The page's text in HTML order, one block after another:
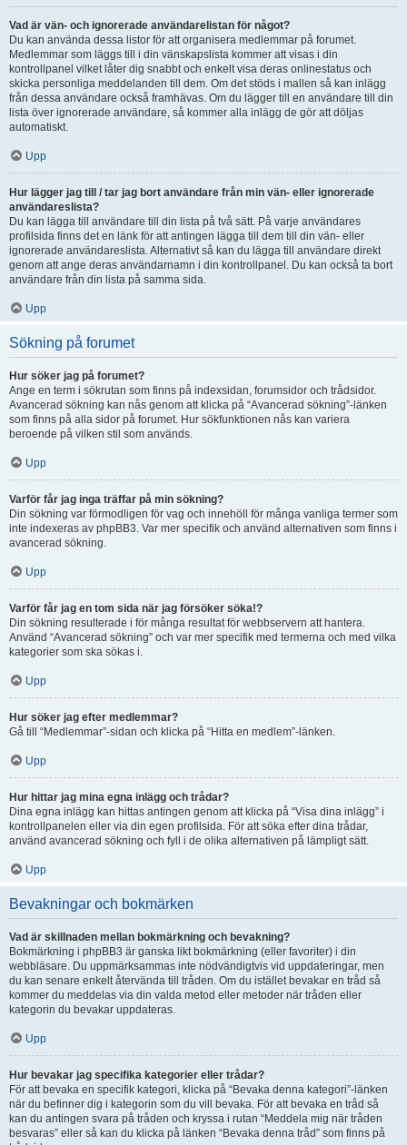
Vad är vän- och ignorerade användarelistan för något?
Du kan använda dessa listor för att organisera medlemmar på forumet.
Medlemmar som läggs till i din vänskapslista kommer att visas i din
kontrollpanel vilket låter dig snabbt och enkelt visa deras onlinestatus och
skicka personliga meddelanden till dem. Om det stöds i mallen så kan inlägg
från dessa användare också framhävas. Om du lägger till en användare till din
lista över ignorerade användare, så kommer alla inlägg de gör att döljas
automatiskt.
Upp
Hur lägger jag till / tar jag bort användare från min vän- eller ignorerade
användareslista?
Du kan lägga till användare till din lista på två sätt. På varje användares
profilsida finns det en länk för att antingen lägga till dem till din vän- eller
ignorerade användareslista. Alternativt så kan du lägga till användare direkt
genom att ange deras användarnamn i din kontrollpanel. Du kan också ta bort
användare från din lista på samma sida.
Upp
Sökning på forumet
Hur söker jag på forumet?
Ange en term i sökrutan som finns på indexsidan, forumsidor och trådsidor.
Avancerad sökning kan nås genom att klicka på “Avancerad sökning”-länken
som finns på alla sidor på forumet. Hur sökfunktionen nås kan variera
beroende på vilken stil som används.
Upp
Varför får jag inga träffar på min sökning?
Din sökning var förmodligen för vag och innehöll för många vanliga termer som
inte indexeras av phpBB3. Var mer specifik och använd alternativen som finns i
avancerad sökning.
Upp
Varför får jag en tom sida när jag försöker söka!?
Din sökning resulterade i för många resultat för webbservern att hantera.
Använd “Avancerad sökning” och var mer specifik med termerna och med vilka
kategorier som ska sökas i.
Upp
Hur söker jag efter medlemmar?
Gå till “Medlemmar”-sidan och klicka på “Hitta en medlem”-länken.
Upp
Hur hittar jag mina egna inlägg och trådar?
Dina egna inlägg kan hittas antingen genom att klicka på “Visa dina inlägg” i
kontrollpanelen eller via din egen profilsida. För att söka efter dina trådar,
använd avancerad sökning och fyll i de olika alternativen på lämpligt sätt.
Upp
Bevakningar och bokmärken
Vad är skillnaden mellan bokmärkning och bevakning?
Bokmärkning i phpBB3 är ganska likt bokmärkning (eller favoriter) i din
webbläsare. Du uppmärksammas inte nödvändigtvis vid uppdateringar, men
du kan senare enkelt återvända till tråden. Om du istället bevakar en tråd så
kommer du meddelas via din valda metod eller metoder när tråden eller
kategorin du bevakar uppdateras.
Upp
Hur bevakar jag specifika kategorier eller trådar?
För att bevaka en specifik kategori, klicka på “Bevaka denna kategori”-länken
när du befinner dig i kategorin som du vill bevaka. För att bevaka en tråd så
kan du antingen svara på tråden och kryssa i rutan “Meddela mig när tråden
besvaras” eller så kan du klicka på länken “Bevaka denna tråd” som finns på